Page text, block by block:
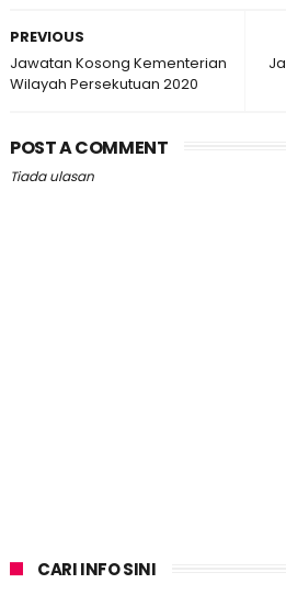
PREVIOUS
Jawatan Kosong Kementerian
Wilayah Persekutuan 2020
POST A COMMENT
Tiada ulasan
CARI INFO SINI